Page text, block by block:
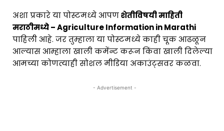
अशा प्रकारे या पोस्टमध्ये आपणशेतीविषयी माहिती
मराठीमध्ये – Agriculture Information in Marathi
पाहिली आहे. जर तुम्हाला या पोस्टमध्ये काही चूक आढळून
आल्यास आम्हाला खाली कमेंन्ट करून किंवा खाली दिलेल्या
आमच्या कोणत्याही सोशल मीडिया अकाउंट्सवर कळवा.
- Advertisement -